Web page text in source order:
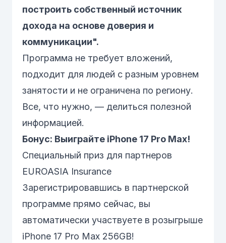
построить собственный источник
дохода на основе доверия и
коммуникации".
Программа не требует вложений,
подходит для людей с разным уровнем
занятости и не ограничена по региону.
Все, что нужно, — делиться полезной
информацией.
Бонус: Выиграйте iPhone 17 Pro Max!
Специальный приз для партнеров
EUROASIA Insurance
Зарегистрировавшись в партнерской
программе прямо сейчас, вы
автоматически участвуете в розыгрыше
iPhone 17 Pro Max 256GB!